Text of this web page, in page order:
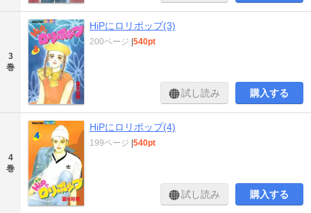
3
巻
HiPにロリポップ(3)
200ページ |540pt
試し読み 購入する
4
巻
HiPにロリポップ(4)
199ページ |540pt
試し読み 購入する